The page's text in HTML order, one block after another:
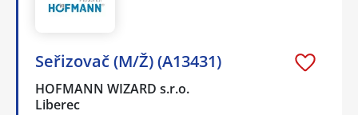
Seřizovač (M/Ž) (A13431)
HOFMANN WIZARD s.r.o.
Liberec